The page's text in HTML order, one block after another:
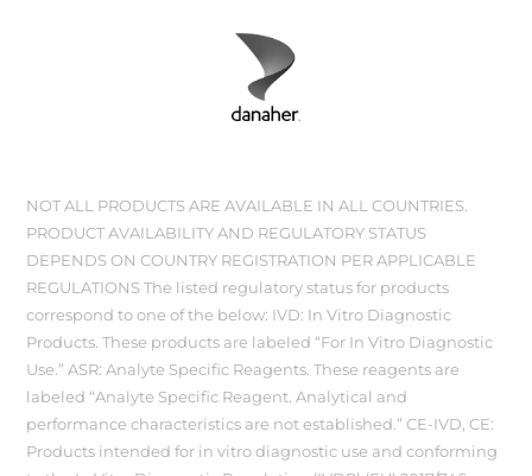
NOT ALL PRODUCTS ARE AVAILABLE IN ALL COUNTRIES.
PRODUCT AVAILABILITY AND REGULATORY STATUS
DEPENDS ON COUNTRY REGISTRATION PER APPLICABLE
REGULATIONS The listed regulatory status for products
correspond to one of the below: IVD: In Vitro Diagnostic
Products. These products are labeled “For In Vitro Diagnostic
Use.” ASR: Analyte Specific Reagents. These reagents are
labeled “Analyte Specific Reagent. Analytical and
performance characteristics are not established.” CE-IVD, CE:
Products intended for in vitro diagnostic use and conforming